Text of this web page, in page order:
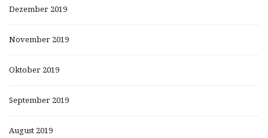
Dezember 2019
November 2019
Oktober 2019
September 2019
August 2019